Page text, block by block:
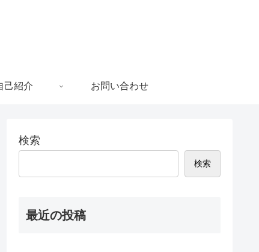
己紹介 お問い合わせ
検索
検索
最近の投稿